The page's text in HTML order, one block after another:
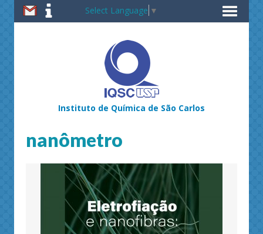
Select Language ▼
Instituto de Química de São Carlos
nanômetro